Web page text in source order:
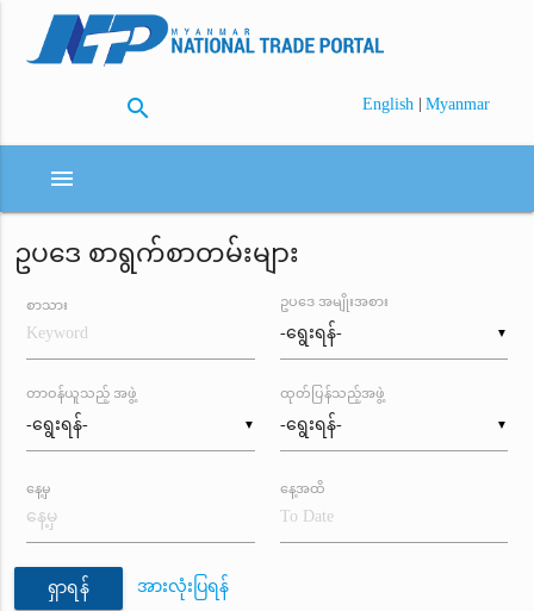
search English | Myanmar
menu
ဥပဒေ စာရွက်စာတမ်းများ
စာသား
▼
ဥပဒေ အမျိုးအစား
▼
တာဝန်ယူသည့် အဖွဲ့
▼
ထုတ်ပြန်သည့်အဖွဲ့
နေ့မှ နေ့အထိ
ရှာရန် အားလုံးပြရန်